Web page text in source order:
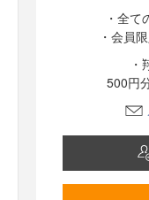
・全
・会員
500円